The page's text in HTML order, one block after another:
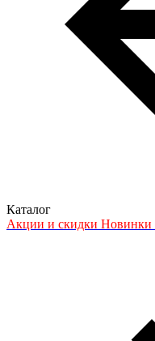
Каталог
Акции и скидки Новинки